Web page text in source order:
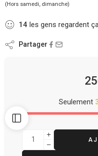
(Hors samedi, dimanche)
14 les gens regardent
Partager
Seulement